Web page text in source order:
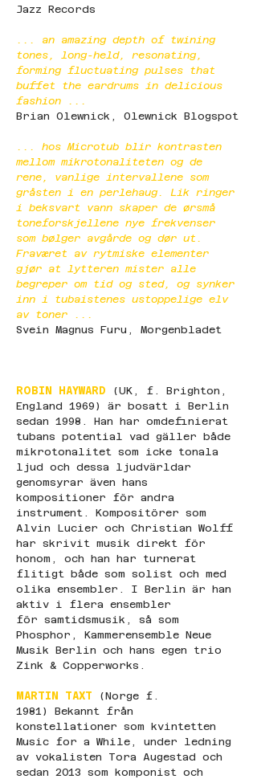
Jazz Records
... an amazing depth of twining
tones, long-held, resonating,
forming fluctuating pulses that
buffet the eardrums in delicious
fashion ...
Brian Olewnick, Olewnick Blogspot
... hos Microtub blir kontrasten
mellom mikrotonaliteten og de
rene, vanlige intervallene som
gråsten i en perlehaug. Lik ringer
i beksvart vann skaper de ørsmå
toneforskjellene nye frekvenser
som bølger avgårde og dør ut.
Fraværet av rytmiske elementer
gjør at lytteren mister alle
begreper om tid og sted, og synker
inn i tubaistenes ustoppelige elv
av toner ...
Svein Magnus Furu, Morgenbladet
ROBIN HAYWARD (UK, f. Brighton,
England 1969) är bosatt i Berlin
sedan 1998. Han har omdefinierat
tubans potential vad gäller både
mikrotonalitet som icke tonala
ljud och dessa ljudvärldar
genomsyrar även hans
kompositioner för andra
instrument. Kompositörer som
Alvin Lucier och Christian Wolff
har skrivit musik direkt för
honom, och han har turnerat
flitigt både som solist och med
olika ensembler. I Berlin är han
aktiv i flera ensembler
för samtidsmusik, så som
Phosphor, Kammerensemble Neue
Musik Berlin och hans egen trio
Zink & Copperworks.
MARTIN TAXT (Norge f.
1981) Bekannt från
konstellationer som kvintetten
Music for a While, under ledning
av vokalisten Tora Augestad och
sedan 2013 som komponist och